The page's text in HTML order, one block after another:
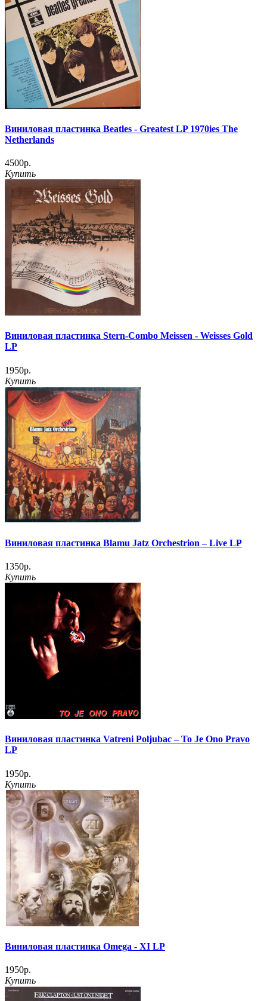
Виниловая пластинка Beatles - Greatest LP 1970ies The
Netherlands
4500р.
Купить
Виниловая пластинка Stern-Combo Meissen - Weisses Gold
LP
1950р.
Купить
Виниловая пластинка Blamu Jatz Orchestrion – Live LP
1350р.
Купить
Виниловая пластинка Vatreni Poljubac – To Je Ono Pravo
LP
1950р.
Купить
Виниловая пластинка Omega - XI LP
1950р.
Купить